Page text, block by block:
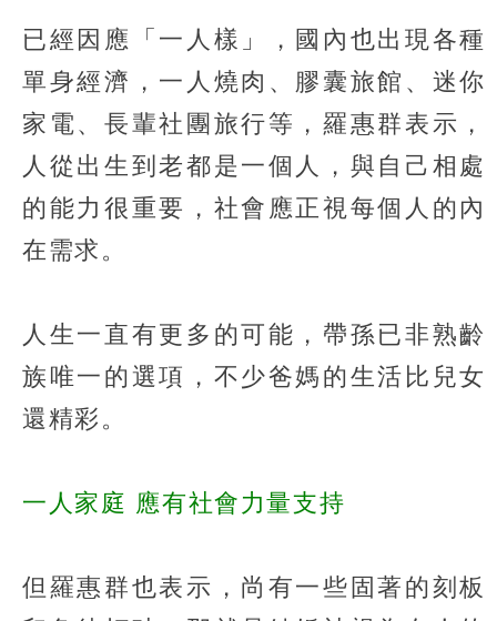
已經因應「一人樣」，國內也出現各種
單身經濟，一人燒肉、膠囊旅館、迷你
家電、長輩社團旅行等，羅惠群表示，
人從出生到老都是一個人，與自己相處
的能力很重要，社會應正視每個人的內
在需求。
人生一直有更多的可能，帶孫已非熟齡
族唯一的選項，不少爸媽的生活比兒女
還精彩。
一人家庭 應有社會力量支持
但羅惠群也表示，尚有一些固著的刻板